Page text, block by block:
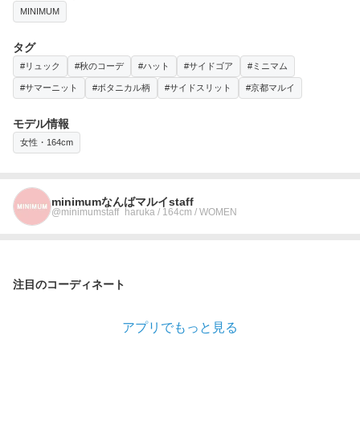
MINIMUM
タグ
#リュック #秋のコーデ #ハット #サイドゴア #ミニマム
#サマーニット #ボタニカル柄 #サイドスリット #京都マルイ
モデル情報
女性・164cm
minimumなんばマルイstaff
@minimumstaff_haruka / 164cm / WOMEN
注目のコーディネート
アプリでもっと見る